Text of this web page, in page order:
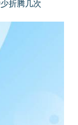
折腾几次